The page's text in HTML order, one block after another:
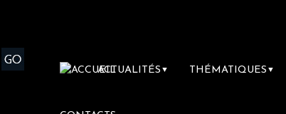
ACTUALITÉS ▼ THÉMATIQUES ▼